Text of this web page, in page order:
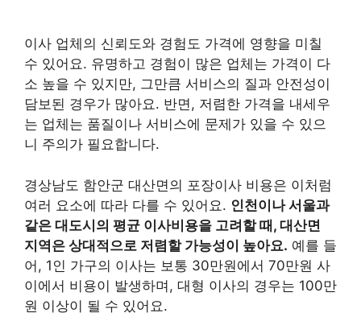
이사 업체의 신뢰도와 경험도 가격에 영향을 미칠
수 있어요. 유명하고 경험이 많은 업체는 가격이 다
소 높을 수 있지만, 그만큼 서비스의 질과 안전성이
담보된 경우가 많아요. 반면, 저렴한 가격을 내세우
는 업체는 품질이나 서비스에 문제가 있을 수 있으
니 주의가 필요합니다.
경상남도 함안군 대산면의 포장이사 비용은 이처럼
여러 요소에 따라 다를 수 있어요. 인천이나 서울과
같은 대도시의 평균 이사비용을 고려할 때, 대산면
지역은 상대적으로 저렴할 가능성이 높아요. 예를 들
어, 1인 가구의 이사는 보통 30만원에서 70만원 사
이에서 비용이 발생하며, 대형 이사의 경우는 100만
원 이상이 될 수 있어요.